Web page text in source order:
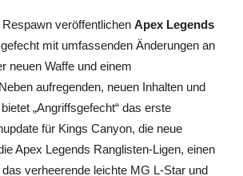
veröffentlichen Apex Legends
mit umfassenden Änderungen an
neuen Waffe und einem
aufregenden, neuen Inhalten und
„Angriffsgefecht“ das erste
für Kings Canyon, die neue
Apex Legends Ranglisten-Ligen, einen
verheerende leichte MG L-Star und